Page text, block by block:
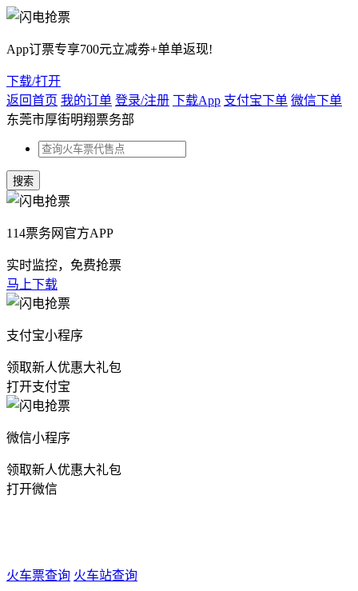
App订票专享700元立减劵+单单返现!
下载/打开
返回首页 我的订单 登录/注册 下载App 支付宝下单 微信下单
东莞市厚街明翔票务部
114票务网官方APP
实时监控，免费抢票
马上下载
支付宝小程序
领取新人优惠大礼包
打开支付宝
微信小程序
领取新人优惠大礼包
打开微信
火车票查询 火车站查询